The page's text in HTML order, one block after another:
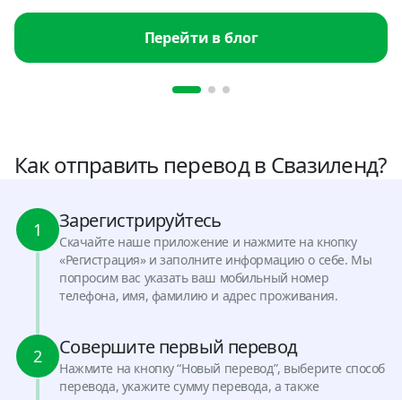
Перейти в блог
Как отправить перевод в Свазиленд?
1 Зарегистрируйтесь
Скачайте наше приложение и нажмите на кнопку
«Регистрация» и заполните информацию о себе. Мы
попросим вас указать ваш мобильный номер
телефона, имя, фамилию и адрес проживания.
2 Совершите первый перевод
Нажмите на кнопку “Новый перевод”, выберите способ
перевода, укажите сумму перевода, а также